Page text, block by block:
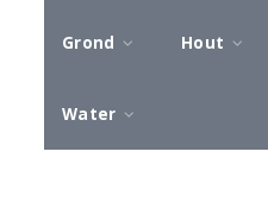
Grond Hout
Water